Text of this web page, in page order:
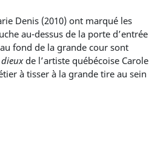
Denis (2010) ont marqué les
au-dessus de la porte d’entrée
fond de la grande cour sont
dieuxde l’artiste québécoise Carole
à tisser à la grande tire au sein